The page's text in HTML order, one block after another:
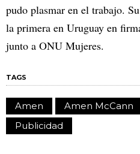
pudo plasmar en el trabajo.
la primera en Uruguay en
junto a ONU Mujeres.
TAGS
Amen Amen McCann
Publicidad